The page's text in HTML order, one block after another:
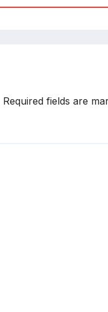
Required fields are